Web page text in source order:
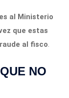
al Ministerio
que estas
al fisco.
NO